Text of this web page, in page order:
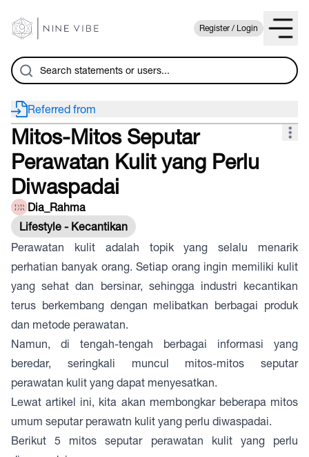
Register / Login
Mitos-Mitos Seputar
Perawatan Kulit yang Perlu
Diwaspadai
Dia_Rahma
Lifestyle - Kecantikan
Perawatan kulit adalah topik yang selalu menarik
perhatian banyak orang. Setiap orang ingin memiliki kulit
yang sehat dan bersinar, sehingga industri kecantikan
terus berkembang dengan melibatkan berbagai produk
dan metode perawatan.
Namun, di tengah-tengah berbagai informasi yang
beredar, seringkali muncul mitos-mitos seputar
perawatan kulit yang dapat menyesatkan.
Lewat artikel ini, kita akan membongkar beberapa mitos
umum seputar perawatn kulit yang perlu diwaspadai.
Berikut 5 mitos seputar perawatan kulit yang perlu
Referred from